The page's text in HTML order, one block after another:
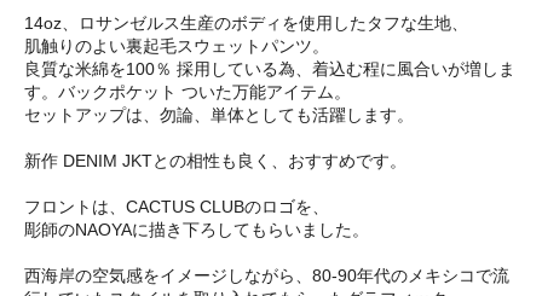
14oz、ロサンゼルス生産のボディを使用したタフな生地、
肌触りのよい裏起毛スウェットパンツ。
良質な米綿を100％ 採用している為、着込む程に風合いが増しま
す。バックポケット ついた万能アイテム。
セットアップは、勿論、単体としても活躍します。
新作 DENIM JKTとの相性も良く、おすすめです。
フロントは、CACTUS CLUBのロゴを、
彫師のNAOYAに描き下ろしてもらいました。
西海岸の空気感をイメージしながら、80-90年代のメキシコで流